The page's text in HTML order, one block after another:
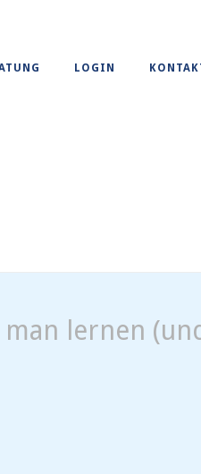
LOGIN
lernen